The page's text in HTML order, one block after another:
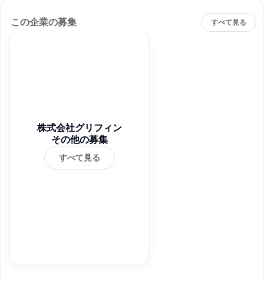
この企業の募集 すべて見る
株式会社グリフィン
その他の募集
すべて見る